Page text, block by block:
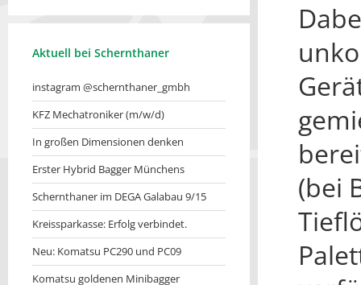
Aktuell bei Schernthaner
instagram @schernthaner_gmbh
KFZ Mechatroniker (m/w/d)
In großen Dimensionen denken
Erster Hybrid Bagger Münchens
Schernthaner im DEGA Galabau 9/15
Kreissparkasse: Erfolg verbindet.
Neu: Komatsu PC290 und PC09
Komatsu goldenen Minibagger
(bei